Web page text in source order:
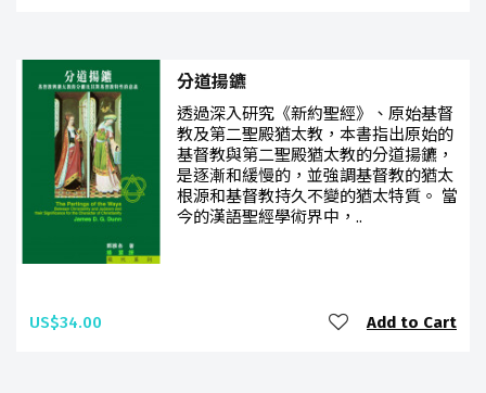
分道揚鑣
透過深入研究《新約聖經》、原始基督
教及第二聖殿猶太教，本書指出原始的
基督教與第二聖殿猶太教的分道揚鑣，
是逐漸和緩慢的，並強調基督教的猶太
根源和基督教持久不變的猶太特質。 當
今的漢語聖經學術界中，..
US$34.00 Add to Cart